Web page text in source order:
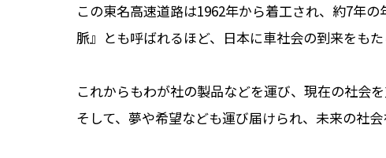
この東名高速道路は1962年から着工され、約7年
脈』とも呼ばれるほど、日本に車社会の到来をもた
これからもわが社の製品などを運び、現在の社会を
そして、夢や希望なども運び届けられ、未来の社会